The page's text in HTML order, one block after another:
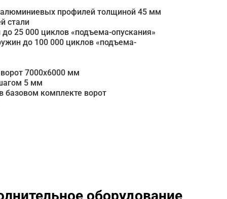
профилей толщиной 45 мм
стали
25 000 циклов «подъема-опускания»
до 100 000 циклов «подъема-
7000х6000 мм
5 мм
базовом комплекте ворот
оборудование